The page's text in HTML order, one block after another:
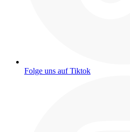
Folge uns auf Tiktok